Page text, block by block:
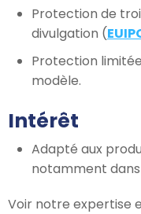
Protection de
divulgation (
Protection
modèle.
Intérêt
Adapté aux
notamment
Voir notre expertise